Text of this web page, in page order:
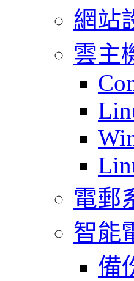
網站
雲主
電郵
智能
備